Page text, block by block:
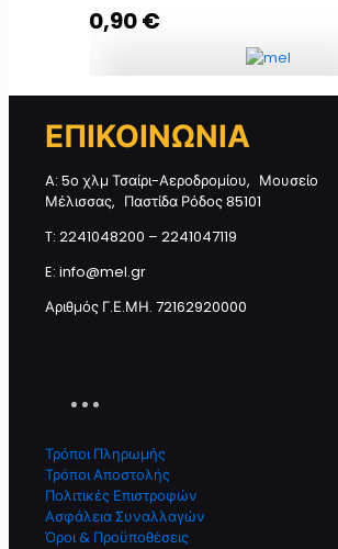
Προσθήκη στο καλάθι
0,90€
CRANBERRY 40γρ ποσότητα
ΕΠΙΚΟΙΝΩΝΙΑ
A: 5ο χλμ Τσαίρι-Αεροδρομίου, Μουσείο
Μέλισσας, Παστίδα Ρόδος 85101
T: 2241048200 – 2241047119
E: info@mel.gr
Αριθμός Γ.Ε.ΜΗ. 72162920000
Τρόποι Πληρωμής
Τρόποι Αποστολής
Πολιτικές Επιστροφών
Ασφάλεια Συναλλαγών
Όροι & Προϋποθέσεις